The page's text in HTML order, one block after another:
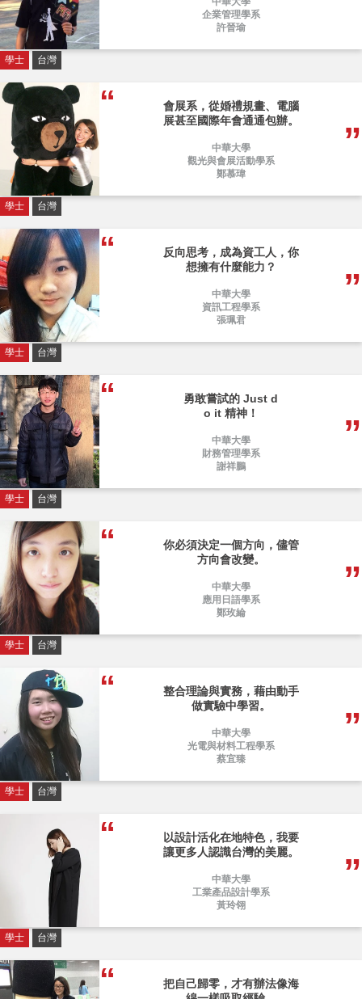
企業管理學系
許晉瑜
學士 台灣
會展系，從婚禮規畫、電腦
展甚至國際年會通通包辦。
中華大學
觀光與會展活動學系
鄭慕瑋
學士 台灣
反向思考，成為資工人，你
想擁有什麼能力？
中華大學
資訊工程學系
張珮君
學士 台灣
勇敢嘗試的 Just d
o it 精神！
中華大學
財務管理學系
謝祥鵬
學士 台灣
你必須決定一個方向，儘管
方向會改變。
中華大學
應用日語學系
鄭玫綸
學士 台灣
整合理論與實務，藉由動手
做實驗中學習。
中華大學
光電與材料工程學系
蔡宜臻
學士 台灣
以設計活化在地特色，我要
讓更多人認識台灣的美麗。
中華大學
工業產品設計學系
黃玲翎
學士 台灣
把自己歸零，才有辦法像海